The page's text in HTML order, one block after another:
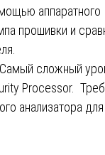
аппаратного
прошивки и
Самый сложный
Processor.
анализатора для